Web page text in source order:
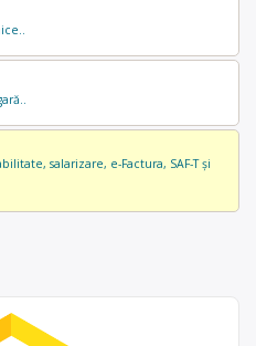
salarizare, e-Factura, SAF-T și